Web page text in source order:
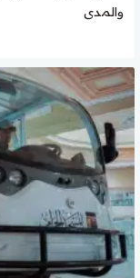
والمدى